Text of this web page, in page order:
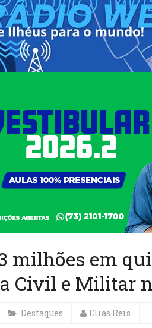
milhões em
Civil e Militar
Destaques Elias Reis